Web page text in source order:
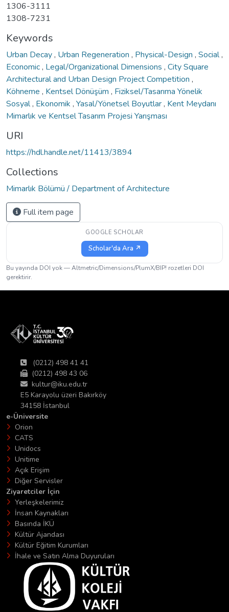
1306-3111
1308-7231
Keywords
Urban Decay, Urban Regeneration , Physical-Design , Social,
Economic, Legal/Organizational Dimensions , City Square
Architectural and Urban Design Project Competition ,
Köhneme , Kentsel Dönüşüm , Fiziksel/Tasarıma Yönelik
Sosyal, Ekonomik , Yasal/Yönetsel Boyutlar, Kent Meydanı
Mimarlık ve Kentsel Tasarım Projesi Yarışması
URI
https://hdl.handle.net/11413/3894
Collections
Mimarlık Bölümü / Department of Architecture
Full item page
GOOGLE SCHOLAR
Scholar'da Ara ↗
Bu yayında DOI yok — Altmetric/Dimensions/PlumX/BIP! rozetleri DOI
gerektirir.
(0212) 498 41 41
(0212) 498 43 06
kultur@iku.edu.tr
E5 Karayolu üzeri Bakırköy
34158 İstanbul
e-Üniversite
Orion
CATS
Unidocs
Unitime
Açık Erişim
Diğer Servisler
Ziyaretciler İçin
Yerleşkelerimiz
İnsan Kaynakları
Basında İKÜ
Kültür Ajandası
Kültür Eğitim Kurumları
İhale ve Satın Alma Duyuruları